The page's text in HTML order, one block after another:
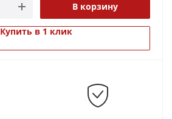
В корзину
Купить в 1 клик